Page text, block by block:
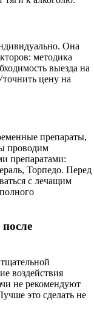
Она
методика
выезда на
цену на
препараты,
проводим
препаратами:
Торпедо. Перед
с лечащим
воздействия
не рекомендуют
это сделать не